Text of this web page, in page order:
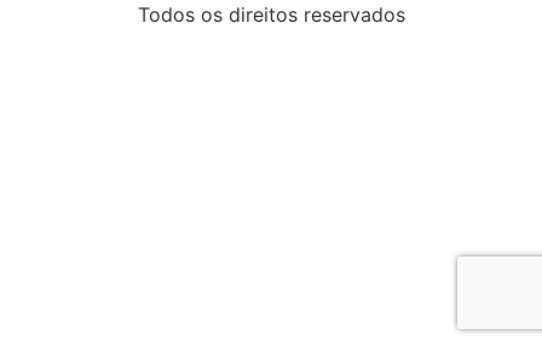
Todos os direitos reservados